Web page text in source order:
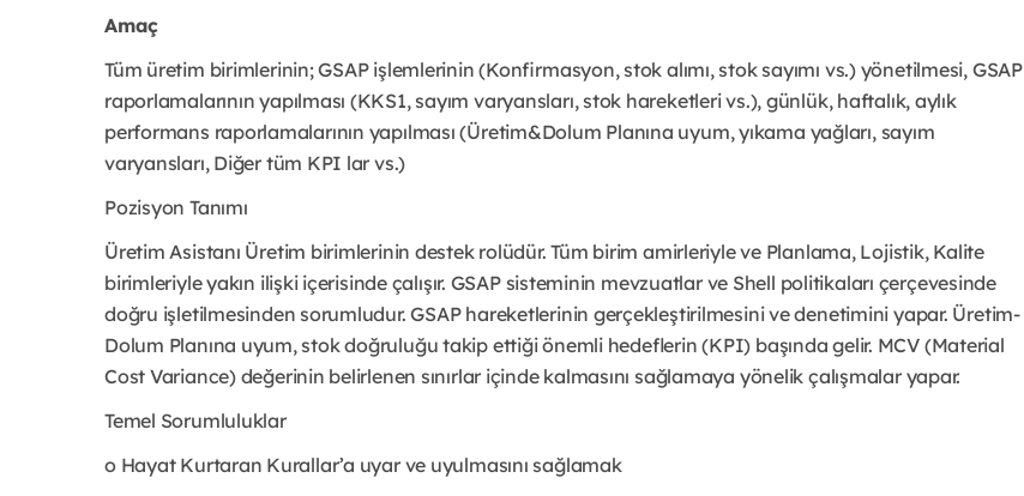
Amaç
Tüm üretim birimlerinin; GSAP işlemlerinin (Konfirmasyon, stok alımı, stok sayımı vs.) yönetilmesi, GSAP
raporlamalarının yapılması (KKS1, sayım varyansları, stok hareketleri vs.), günlük, haftalık, aylık
performans raporlamalarının yapılması (Üretim&Dolum Planına uyum, yıkama yağları, sayım
varyansları, Diğer tüm KPI lar vs.)
Pozisyon Tanımı
Üretim Asistanı Üretim birimlerinin destek rolüdür. Tüm birim amirleriyle ve Planlama, Lojistik, Kalite
birimleriyle yakın ilişki içerisinde çalışır. GSAP sisteminin mevzuatlar ve Shell politikaları çerçevesinde
doğru işletilmesinden sorumludur. GSAP hareketlerinin gerçekleştirilmesini ve denetimini yapar. Üretim-
Dolum Planına uyum, stok doğruluğu takip ettiği önemli hedeflerin (KPI) başında gelir. MCV (Material
Cost Variance) değerinin belirlenen sınırlar içinde kalmasını sağlamaya yönelik çalışmalar yapar.
Temel Sorumluluklar
o Hayat Kurtaran Kurallar’a uyar ve uyulmasını sağlamak